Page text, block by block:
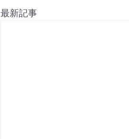
最新記事